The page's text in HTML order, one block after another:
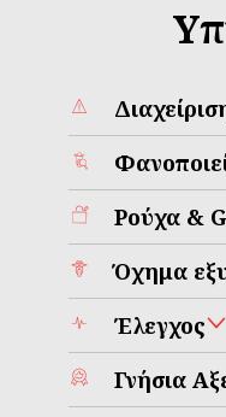
Ρούχα &
Όχημα
Έλεγχος
Γνήσια